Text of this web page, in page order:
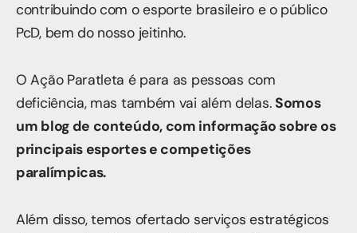
contribuindo com o esporte brasileiro e o público
PcD, bem do nosso jeitinho.
O Ação Paratleta é para as pessoas com
deficiência, mas também vai além delas.Somos
um blog de conteúdo, com informação sobre os
principais esportes e competições
paralímpicas.
Além disso, temos ofertado serviços estratégicos